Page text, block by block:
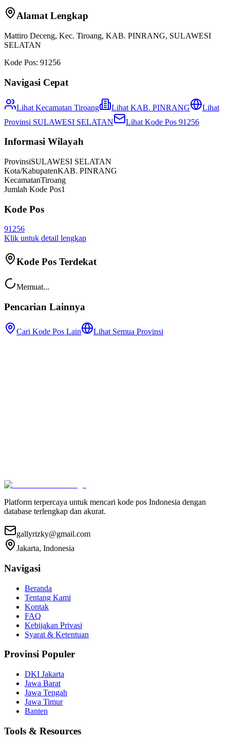
Alamat Lengkap
Mattiro Deceng, Kec. Tiroang, KAB. PINRANG, SULAWESI
SELATAN
Kode Pos: 91256
Navigasi Cepat
Lihat Kecamatan Tiroang Lihat KAB. PINRANG
Lihat
Provinsi SULAWESI SELATAN Lihat Kode Pos 91256
Informasi Wilayah
ProvinsiSULAWESI SELATAN
Kota/KabupatenKAB. PINRANG
KecamatanTiroang
Jumlah Kode Pos1
Kode Pos
91256
Klik untuk detail lengkap
Kode Pos Terdekat
Memuat...
Pencarian Lainnya
Cari Kode Pos Lain Lihat Semua Provinsi
Platform terpercaya untuk mencari kode pos Indonesia dengan
database terlengkap dan akurat.
gallyrizky@gmail.com
Jakarta, Indonesia
Navigasi
Beranda
Tentang Kami
Kontak
FAQ
Kebijakan Privasi
Syarat & Ketentuan
Provinsi Populer
DKI Jakarta
Jawa Barat
Jawa Tengah
Jawa Timur
Banten
Tools & Resources